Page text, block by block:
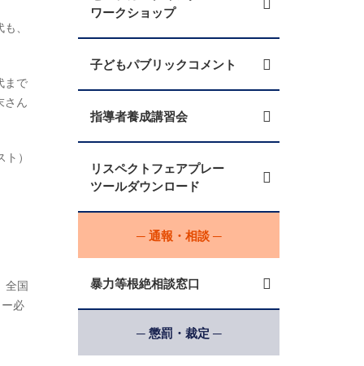
、
まで
さん
）
全国
必
ワークショップ
子どもパブリックコメント
指導者養成講習会
リスペクトフェアプレー
ツールダウンロード
─ 通報・相談 ─
暴力等根絶相談窓口
─ 懲罰・裁定 ─